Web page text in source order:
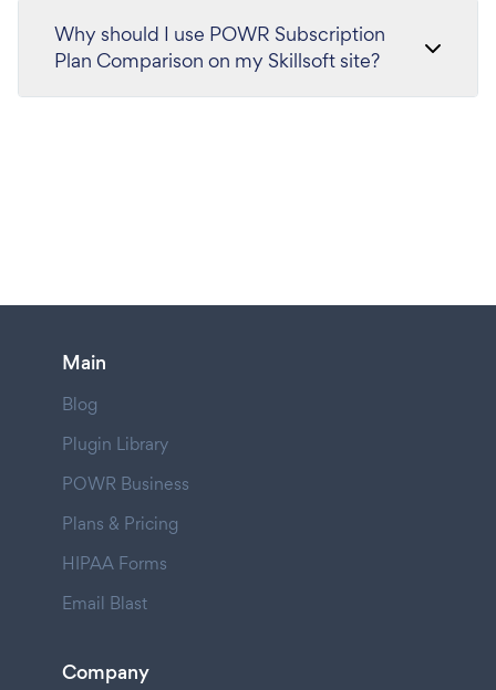
Why should I use POWR Subscription
Plan Comparison on my Skillsoft site?
Main
Blog
Plugin Library
POWR Business
Plans & Pricing
HIPAA Forms
Email Blast
Company